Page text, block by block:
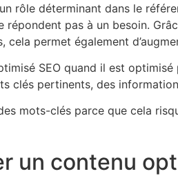
rôle déterminant dans le
répondent pas à un besoin.
cela permet également
SEO quand il est
clés pertinents, des
mots-clés parce que cela
un contenu